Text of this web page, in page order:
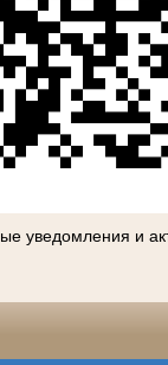
уведомления и